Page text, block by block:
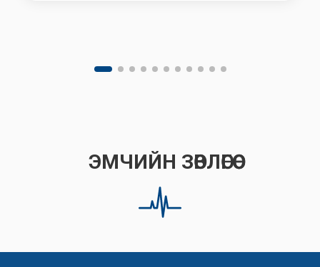
ЭМЧИЙН ЗӨВЛӨГӨӨ